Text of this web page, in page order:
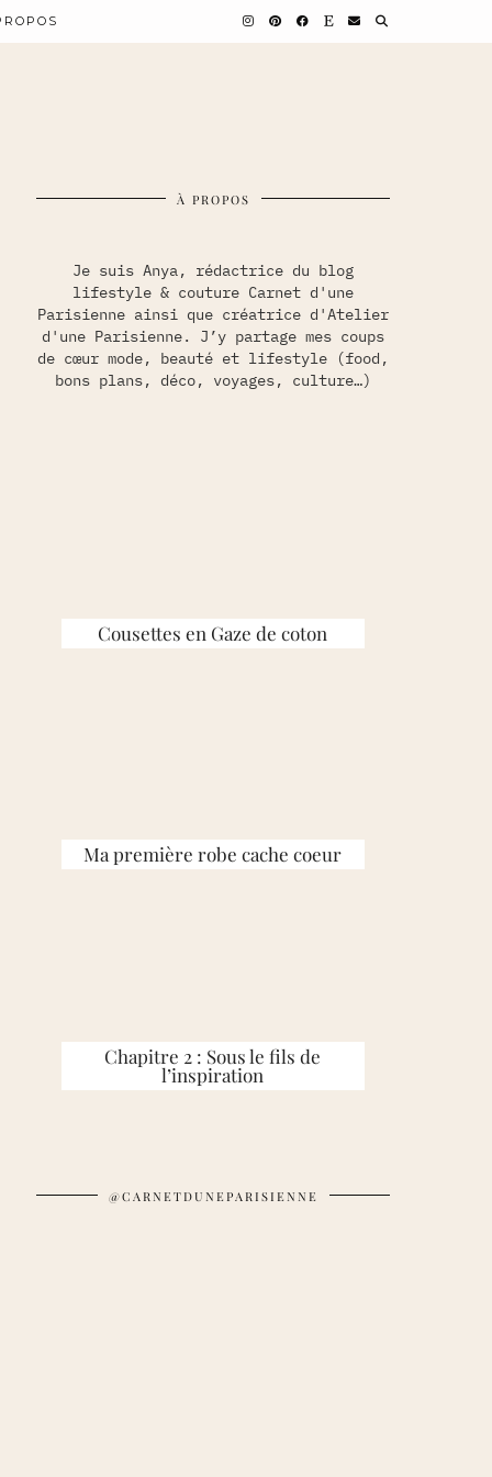
À PROPOS
Je suis Anya, rédactrice du blog
lifestyle & couture Carnet d'une
Parisienne ainsi que créatrice d'Atelier
d'une Parisienne. J’y partage mes coups
de cœur mode, beauté et lifestyle (food,
bons plans, déco, voyages, culture…)
Cousettes en Gaze de coton
Ma première robe cache coeur
Chapitre 2 : Sous le fils de
l’inspiration
@CARNETDUNEPARISIENNE